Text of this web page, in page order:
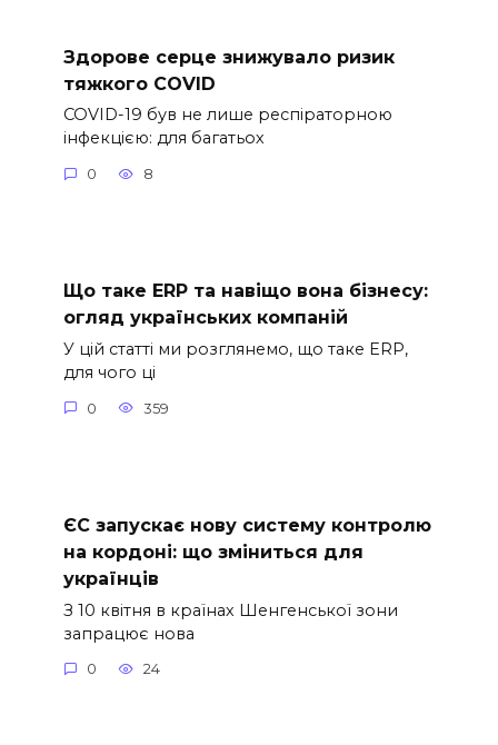
Здорове серце знижувало ризик
тяжкого COVID
COVID-19 був не лише респіраторною
інфекцією: для багатьох
0 8
Що таке ERP та навіщо вона бізнесу:
огляд українських компаній
У цій статті ми розглянемо, що таке ERP,
для чого ці
0 359
ЄС запускає нову систему контролю
на кордоні: що зміниться для
українців
З 10 квітня в країнах Шенгенської зони
запрацює нова
0 24